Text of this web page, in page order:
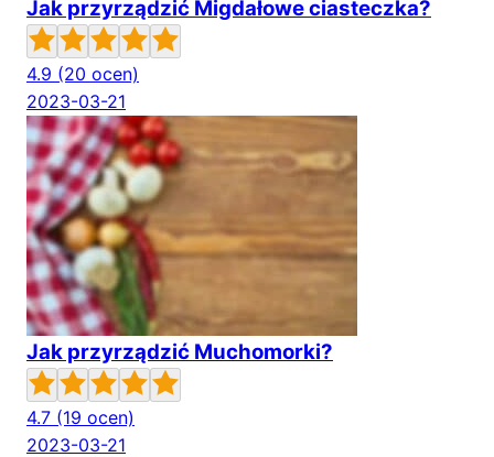
Jak przyrządzić Migdałowe ciasteczka?
4.9 (20 ocen)
2023-03-21
Jak przyrządzić Muchomorki?
4.7 (19 ocen)
2023-03-21